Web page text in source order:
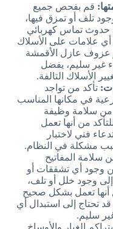
قم بفحص جميع
تلف أو تمزق فيها،
حدوث تماس كهربائي
علامات على الأسلاك
عزوف عازل الأقمشة
غير سليم، يفضل
الأسلاك التالفة.
تأكد من تواجد
في مكانها المناسب
من سلامة وظيفة
من أنها تعمل
فني لاختبار
مشكلة في النظام.
سلامة المفاتيح
وجود أي تشققات أو
وجود خلل أو تلف،
أنها تعمل بشكل صحيح
تحتاج إلى استبدال أي
سليم.
الغبار والأوساخ